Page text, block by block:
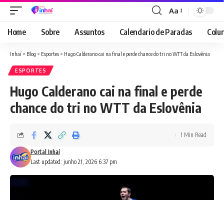
Font
Resizer
Aa
Home Sobre Assuntos Calendario de Paradas
Inhaí > Blog > Esportes > Hugo Calderano cai na final e perde chance do tri no WTT da Eslovênia
ESPORTES
Hugo Calderano cai na final e perde
chance do tri no WTT da Eslovênia
Last updated: junho 21, 2026 6:37 pm
Portal Inhaí
1 Min Read